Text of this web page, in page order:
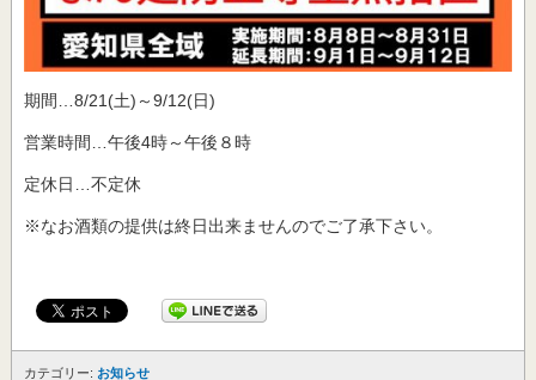
期間…8/21(土)～9/12(日)
営業時間…午後4時～午後８時
定休日…不定休
※なお酒類の提供は終日出来ませんのでご了承下さい。
カテゴリー: お知らせ